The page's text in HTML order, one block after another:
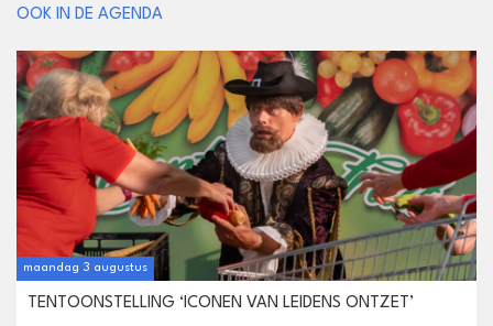
OOK IN DE AGENDA
maandag 3 augustus
TENTOONSTELLING ‘ICONEN VAN LEIDENS ONTZET’